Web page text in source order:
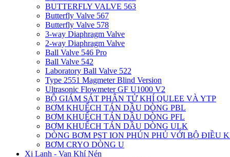
BUTTERFLY VALVE 563
Butterfly Valve 567
Butterfly Valve 578
3-way Diaphragm Valve
2-way Diaphragm Valve
Ball Valve 546 Pro
Ball Valve 542
Laboratory Ball Valve 522
Type 2551 Magmeter Blind Version
Ultrasonic Flowmeter GF U1000 V2
BỘ GIÁM SÁT PHÂN TỬ KHÍ QULEE VÀ YTP
BƠM KHUẾCH TÁN DẦU DÒNG PBL
BƠM KHUẾCH TÁN DẦU DÒNG PFL
BƠM KHUẾCH TÁN DẦU DÒNG ULK
DÒNG BƠM PST ION PHÚN PHỦ VỚI BỘ ĐIỀU
BƠM CRYO DÒNG U
Xi Lanh - Van Khí Nén